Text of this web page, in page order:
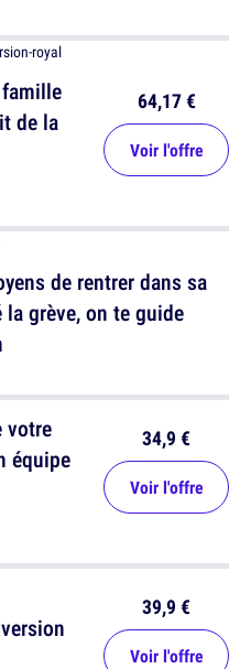
de la
64,17 €
Voir l'offre
de rentrer dans sa
grève, on te guide
votre
équipe
34,9 €
Voir l'offre
39,9 €
Voir l'offre